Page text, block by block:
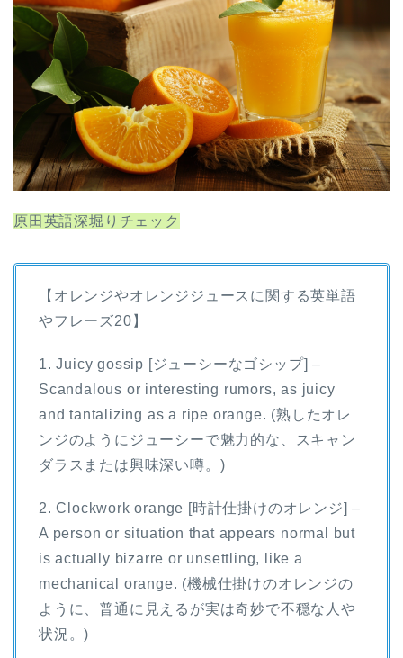
原田英語深堀りチェック
【オレンジやオレンジジュースに関する英単語
やフレーズ20】
1. Juicy gossip [ジューシーなゴシップ] –
Scandalous or interesting rumors, as juicy
and tantalizing as a ripe orange. (熟したオレ
ンジのようにジューシーで魅力的な、スキャン
ダラスまたは興味深い噂。)
2. Clockwork orange [時計仕掛けのオレンジ] –
A person or situation that appears normal but
is actually bizarre or unsettling, like a
mechanical orange. (機械仕掛けのオレンジの
ように、普通に見えるが実は奇妙で不穏な人や
状況。)